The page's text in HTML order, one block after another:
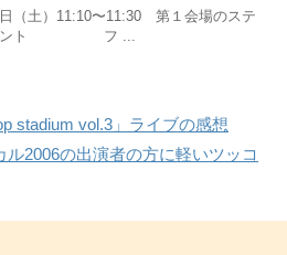
（土）11:10〜11:30 第１会場のステ
ベント フ ...
stadium vol.3」ライブの感想
ル2006の出演者の方に軽いツッコ